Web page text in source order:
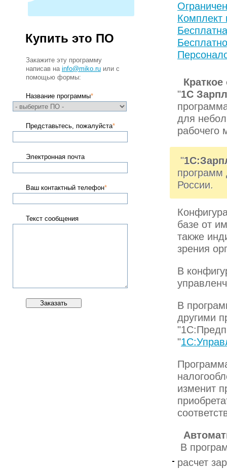
Купить это ПО
Закажите эту программу
написав на info@miko.ru или с
помощью формы:
Название программы*
Представьтесь, пожалуйста*
Электронная почта
Ваш контактный телефон*
Текст сообщения
Комплект
"1С
для
рабочего
"
программ
России.
базе от
также
зрения
В
В
другими
"
изменит
В
расчет